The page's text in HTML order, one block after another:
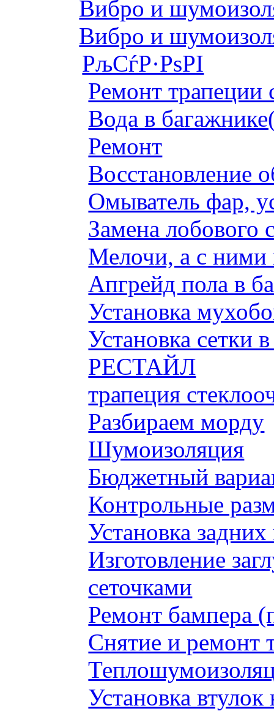
Вибро и
Вибро и
РљСѓР·РѕРІ
Ремонт трапеции
Вода в
Ремонт
Восстановление
Омыватель фар,
Замена лобового
Мелочи, а с ними
Апгрейд пола в
Установка
Установка сетки
РЕСТАЙЛ
трапеция
Разбираем морду
Шумоизоляция
Бюджетный
Контрольные
Установка
Изготовление
сеточками
Ремонт бампера
Снятие и ремонт
Установка втулок